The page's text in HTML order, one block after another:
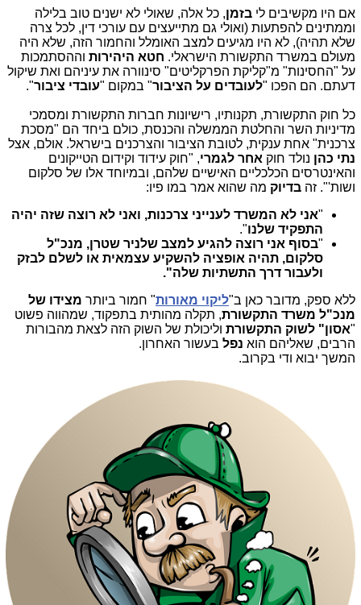
אם היו מקשיבים לי בזמן, כל אלה, שאולי לא ישנים טוב בלילה
וממתינים להפתעות (ואולי גם מתייעצים עם עורכי דין, לכל צרה
שלא תהיה), לא היו מגיעים למצב האומלל והחמור הזה, שלא היה
מעולם במשרד התקשורת הישראלי. חטא היהירות וההסתמכות
על "החסינות" מ"קליקת הפרקליטים" סינוורה את עיניהם ואת שיקול
דעתם. הם הפכו "לעובדים על הציבור" במקום "עובדי ציבור".
כל חוק התקשורת, תקנותיו, רישיונות חברות התקשורת ומסמכי
מדיניות השר והחלטת הממשלה והכנסת, כולם ביחד הם "מסכת
צרכנית" אחת ענקית, לטובת הציבור והצרכנים בישראל. אולם, אצל
נתי כהן נולד חוק אחר לגמרי, "חוק עידוד וקידום הטייקונים
והאינטרסים הכלכליים האישיים שלהם, ובמיוחד אלו של סלקום
ושות'". זה בדיוק מה שהוא אמר במו פיו:
"אני לא המשרד לענייני צרכנות, ואני לא רוצה שזה יהיה
התפקיד שלנו".
"בסוף אני רוצה להגיע למצב שלניר שטרן, מנכ"ל
סלקום, תהיה אופציה להשקיע עצמאית או לשלם לבזק
ולעבור דרך התשתיות שלה".
ללא ספק, מדובר כאן ב"ליקוי מאורות" חמור ביותר מצידו של
מנכ"ל משרד התקשורת, תקלה מהותית בתפקוד, שמהווה פשוט
"אסון" לשוק התקשורת וליכולת של השוק הזה לצאת מהבורות
הרבים, שאליהם הוא נפל בעשור האחרון.
המשך יבוא ודי בקרוב.